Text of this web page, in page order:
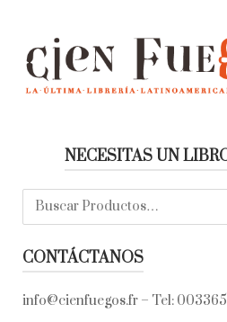
NECESITAS UN
Buscar:
CONTÁCTANOS
info@cienfuegos.fr – Tel: